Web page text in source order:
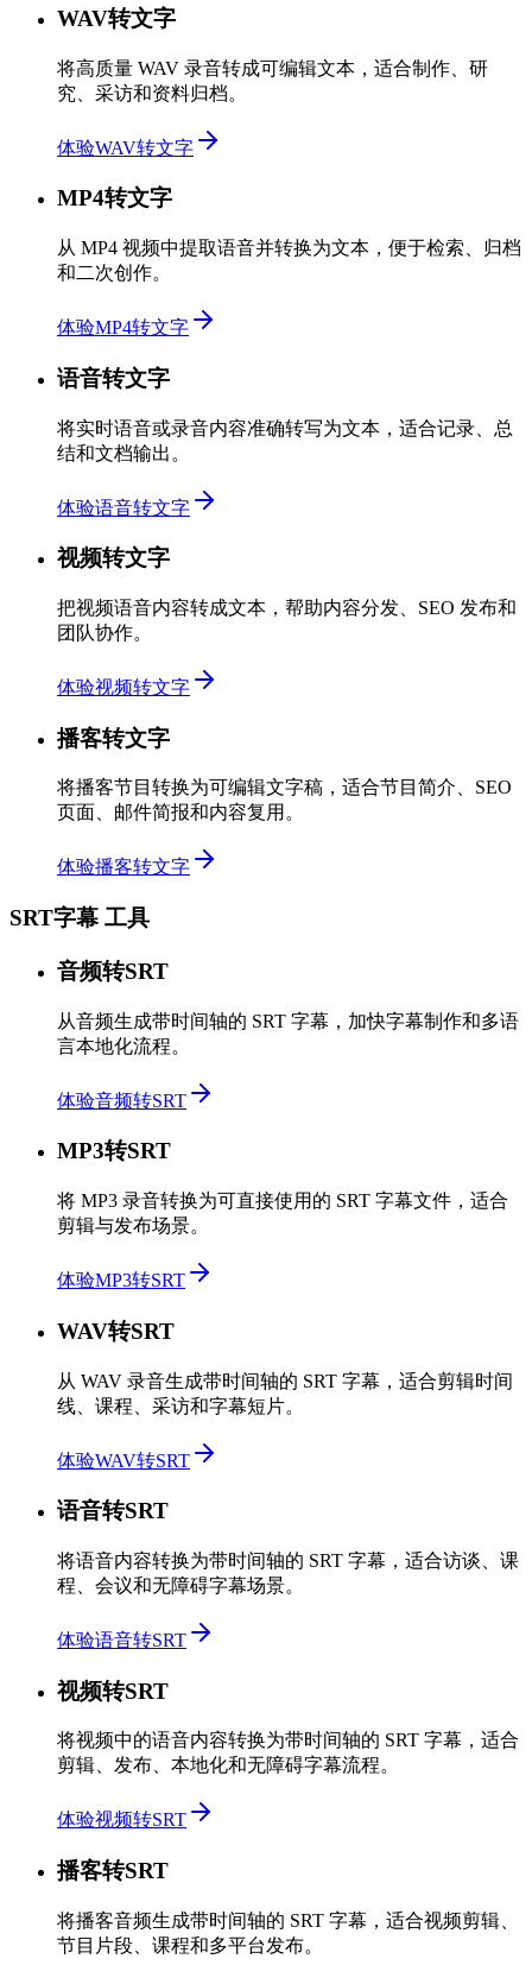
WAV转文字
将高质量 WAV 录音转成可编辑文本，适合制作、研
究、采访和资料归档。
体验WAV转文字
MP4转文字
从 MP4 视频中提取语音并转换为文本，便于检索、归档
和二次创作。
体验MP4转文字
语音转文字
将实时语音或录音内容准确转写为文本，适合记录、总
结和文档输出。
体验语音转文字
视频转文字
把视频语音内容转成文本，帮助内容分发、SEO 发布和
团队协作。
体验视频转文字
播客转文字
将播客节目转换为可编辑文字稿，适合节目简介、SEO
页面、邮件简报和内容复用。
体验播客转文字
SRT字幕 工具
音频转SRT
从音频生成带时间轴的 SRT 字幕，加快字幕制作和多语
言本地化流程。
体验音频转SRT
MP3转SRT
将 MP3 录音转换为可直接使用的 SRT 字幕文件，适合
剪辑与发布场景。
体验MP3转SRT
WAV转SRT
从 WAV 录音生成带时间轴的 SRT 字幕，适合剪辑时间
线、课程、采访和字幕短片。
体验WAV转SRT
语音转SRT
将语音内容转换为带时间轴的 SRT 字幕，适合访谈、课
程、会议和无障碍字幕场景。
体验语音转SRT
视频转SRT
将视频中的语音内容转换为带时间轴的 SRT 字幕，适合
剪辑、发布、本地化和无障碍字幕流程。
体验视频转SRT
播客转SRT
将播客音频生成带时间轴的 SRT 字幕，适合视频剪辑、
节目片段、课程和多平台发布。